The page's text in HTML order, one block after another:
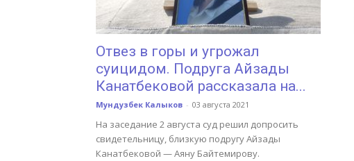
Отвез в горы и угрожал
суицидом. Подруга Айзады
Канатбековой рассказала на...
Мундузбек Калыков - 03 августа 2021
На заседание 2 августа суд решил допросить
свидетельницу, близкую подругу Айзады
Канатбековой — Аяну Байтемирову.